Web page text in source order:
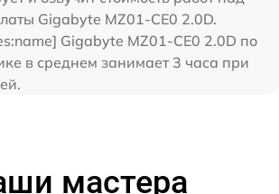
Gigabyte MZ01-CE0 2.0D.
Gigabyte MZ01-CE0 2.0D по
в среднем занимает 3 часа при
мастера